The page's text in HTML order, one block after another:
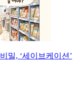
밀, ‘세이브케이션’